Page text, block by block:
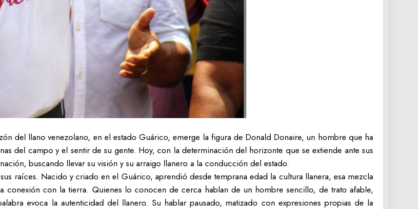
del llano venezolano, en el estado Guárico, emerge la figura de Donald Donaire, un hombre que ha
del campo y el sentir de su gente. Hoy, con la determinación del horizonte que se extiende ante sus
buscando llevar su visión y su arraigo llanero a la conducción del estado.
raíces. Nacido y criado en el Guárico, aprendió desde temprana edad la cultura llanera, esa mezcla
conexión con la tierra. Quienes lo conocen de cerca hablan de un hombre sencillo, de trato afable,
evoca la autenticidad del llanero. Su hablar pausado, matizado con expresiones propias de la